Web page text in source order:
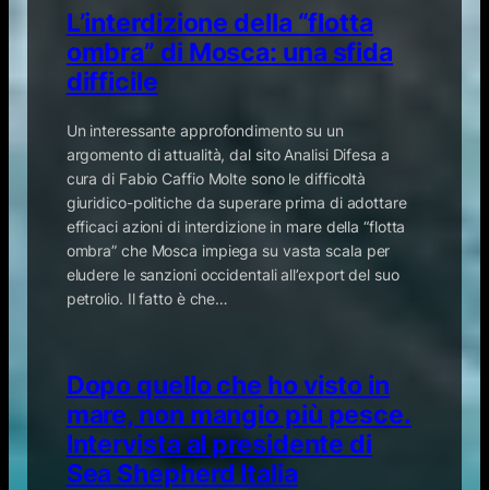
L’interdizione della “flotta
ombra” di Mosca: una sfida
difficile
Un interessante approfondimento su un
argomento di attualità, dal sito Analisi Difesa a
cura di Fabio Caffio Molte sono le difficoltà
giuridico-politiche da superare prima di adottare
efficaci azioni di interdizione in mare della “flotta
ombra” che Mosca impiega su vasta scala per
eludere le sanzioni occidentali all’export del suo
petrolio. Il fatto è che…
Dopo quello che ho visto in
mare, non mangio più pesce.
Intervista al presidente di
Sea Shepherd Italia